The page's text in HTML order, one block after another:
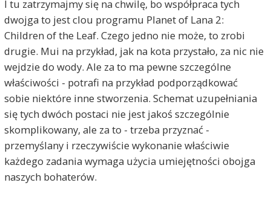
I tu zatrzymajmy się na chwilę, bo współpraca tych
dwojga to jest clou programu Planet of Lana 2:
Children of the Leaf. Czego jedno nie może, to zrobi
drugie. Mui na przykład, jak na kota przystało, za nic nie
wejdzie do wody. Ale za to ma pewne szczególne
właściwości - potrafi na przykład podporządkować
sobie niektóre inne stworzenia. Schemat uzupełniania
się tych dwóch postaci nie jest jakoś szczególnie
skomplikowany, ale za to - trzeba przyznać -
przemyślany i rzeczywiście wykonanie właściwie
każdego zadania wymaga użycia umiejętności obojga
naszych bohaterów.